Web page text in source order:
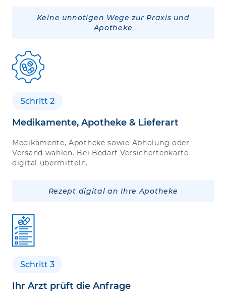
Keine unnötigen Wege zur Praxis und
Apotheke
Schritt 2
Medikamente, Apotheke & Lieferart
Medikamente, Apotheke sowie Abholung oder
Versand wählen. Bei Bedarf Versichertenkarte
digital übermitteln.
Rezept digital an Ihre Apotheke
Schritt 3
Ihr Arzt prüft die Anfrage